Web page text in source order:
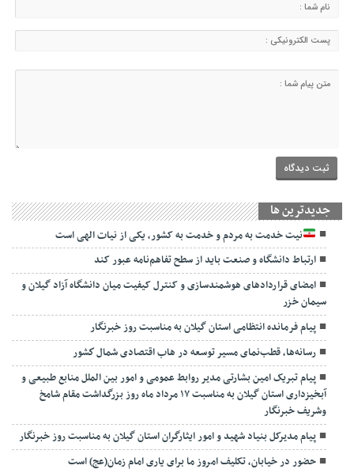
جديدترين ها
نیت خدمت به مردم و خدمت به کشور، یکی از نیات الهی است
ارتباط دانشگاه و صنعت باید از سطح تفاهم‌نامه عبور کند
امضای قراردادهای هوشمندسازی و کنترل کیفیت میان دانشگاه آزاد گیلان و
سیمان خزر
پیام فرمانده انتظامی استان گیلان به مناسبت روز خبرنگار
رسانه‌ها، قطب‌نمای مسیر توسعه در هاب اقتصادی شمال كشور
پیام تبریک امین بشارتی مدیر روابط عمومی و امور بین الملل منابع طبیعی و
آبخیزداری استان گیلان به مناسبت ۱۷ مرداد ماه روز بزرگداشت مقام شامخ
وشریف خبرنگار
پیام مدیرکل بنیاد شهید و امور ایثارگران استان گیلان به مناسبت روز خبرنگار
حضور در خیابان، تکلیف امروز ما برای یاری امام زمان(عج) است